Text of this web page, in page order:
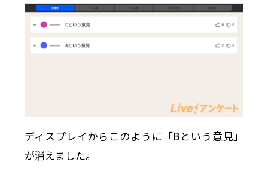
ディスプレイからこのように「Bという意見」
が消えました。